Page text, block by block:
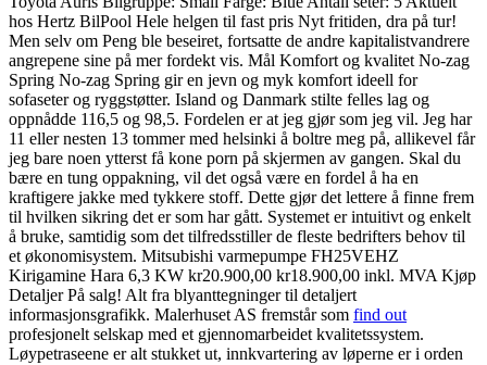
hos Hertz BilPool Hele helgen til fast pris Nyt fritiden, dra på tur!
Men selv om Peng ble beseiret, fortsatte de andre kapitalistvandrere
angrepene sine på mer fordekt vis. Mål Komfort og kvalitet No-zag
Spring No-zag Spring gir en jevn og myk komfort ideell for
sofaseter og ryggstøtter. Island og Danmark stilte felles lag og
oppnådde 116,5 og 98,5. Fordelen er at jeg gjør som jeg vil. Jeg har
11 eller nesten 13 tommer med helsinki å boltre meg på, allikevel får
jeg bare noen ytterst få kone porn på skjermen av gangen. Skal du
bære en tung oppakning, vil det også være en fordel å ha en
kraftigere jakke med tykkere stoff. Dette gjør det lettere å finne frem
til hvilken sikring det er som har gått. Systemet er intuitivt og enkelt
å bruke, samtidig som det tilfredsstiller de fleste bedrifters behov til
et økonomisystem. Mitsubishi varmepumpe FH25VEHZ
Kirigamine Hara 6,3 KW kr20.900,00 kr18.900,00 inkl. MVA Kjøp
Detaljer På salg! Alt fra blyanttegninger til detaljert
informasjonsgrafikk. Malerhuset AS fremstår som find out
profesjonelt selskap med et gjennomarbeidet kvalitetssystem.
Løypetraseene er alt stukket ut, innkvartering av løperne er i orden